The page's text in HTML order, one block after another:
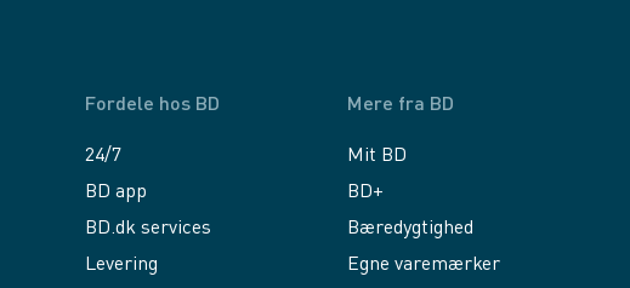
Fordele hos BD
24/7
BD app
BD.dk services
Levering
Mere fra BD
Mit BD
BD+
Bæredygtighed
Egne varemærker